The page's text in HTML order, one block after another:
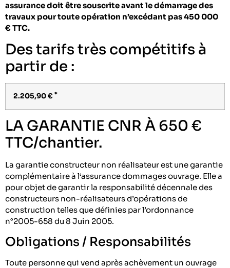
assurance doit être souscrite avant le démarrage des
travaux pour toute opération n’excédant pas 450 000
€ TTC.
Des tarifs très compétitifs à
partir de :
2.205,90 € *
LA GARANTIE CNR À 650 €
TTC/chantier.
La garantie constructeur non réalisateur est une garantie
complémentaire à l‘assurance dommages ouvrage. Elle a
pour objet de garantir la responsabilité décennale des
constructeurs non-réalisateurs d’opérations de
construction telles que définies par l’ordonnance
n°2005-658 du 8 Juin 2005.
Obligations / Responsabilités
Toute personne qui vend après achèvement un ouvrage